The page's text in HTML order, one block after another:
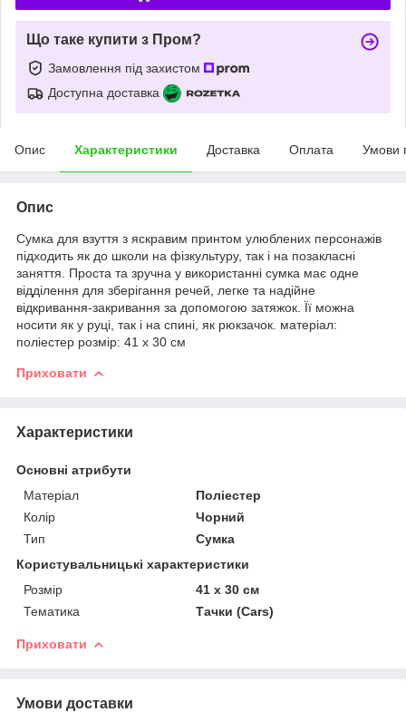
Що таке купити з Пром?
Замовлення під захистом
Доступна доставка
Опис Характеристики Доставка Оплата Умови
Опис
Сумка для взуття з яскравим принтом улюблених персонажів
підходить як до школи на фізкультуру, так і на позакласні
заняття. Проста та зручна у використанні сумка має одне
відділення для зберігання речей, легке та надійне
відкривання-закривання за допомогою затяжок. Її можна
носити як у руці, так і на спині, як рюкзачок. матеріал:
поліестер розмір: 41 х 30 см
Приховати
Характеристики
Основні атрибути
Матеріал
Поліестер
Колір
Чорний
Тип
Сумка
Користувальницькі характеристики
Розмір
41 х 30 см
Тематика
Тачки (Cars)
Приховати
Умови доставки